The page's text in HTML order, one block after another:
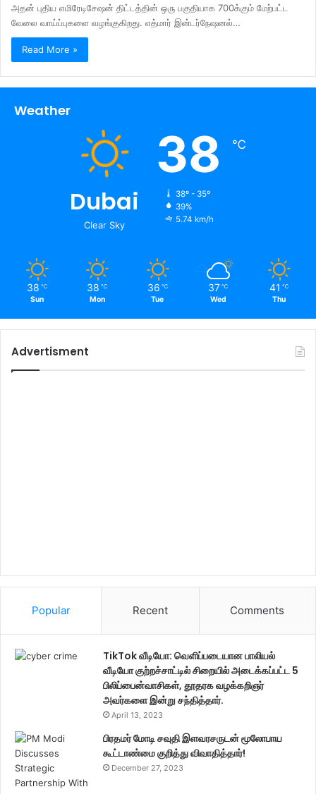
அதன் புதிய எமிரேடிசேஷன் திட்டத்தின் ஒரு பகுதியாக 700க்கும் மேற்பட்ட
வேலை வாய்ப்புகளை வழங்குகிறது. எத்மார் இன்டர்நேஷனல்…
Read More »
Weather
Dubai
Clear Sky
38 ℃
38º - 35º
39%
5.74 km/h
38 ℃
Sun
38 ℃
Mon
36 ℃
Tue
37 ℃
Wed
41 ℃
Thu
Advertisment
Popular Recent Comments
TikTok வீடியோ: வெளிப்படையான பாலியல்
வீடியோ குற்றச்சாட்டில் சிறையில் அடைக்கப்பட்ட 5
பிலிப்பைன்வாசிகள், தூதரக வழக்கறிஞர்
அவர்களை இன்று சந்தித்தார்.
April 13, 2023
பிரதமர் மோடி சவுதி இளவரசருடன் மூலோபாய
கூட்டாண்மை குறித்து விவாதித்தார்!
December 27, 2023